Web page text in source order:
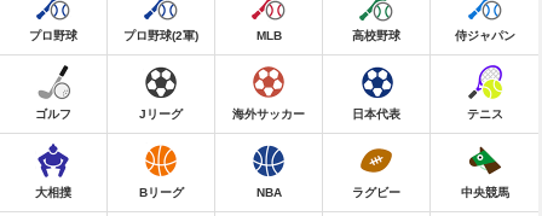
プロ野球 プロ野球(2軍) MLB 高校野球 侍ジャパン
ゴルフ Jリーグ 海外サッカー 日本代表 テニス
大相撲 Bリーグ NBA ラグビー 中央競馬